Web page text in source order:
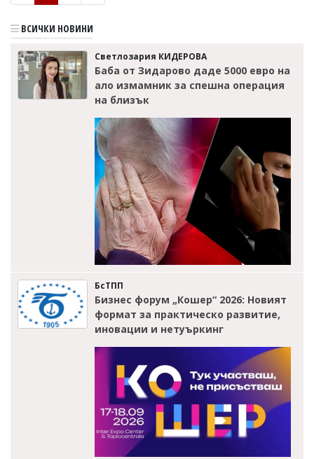
ВСИЧКИ НОВИНИ
Светлозария КИДЕРОВА
Баба от Зидарово даде 5000 евро на
ало измамник за спешна операция
на близък
БсТПП
Бизнес форум „Кошер“ 2026: Новият
формат за практическо развитие,
иновации и нетуъркинг